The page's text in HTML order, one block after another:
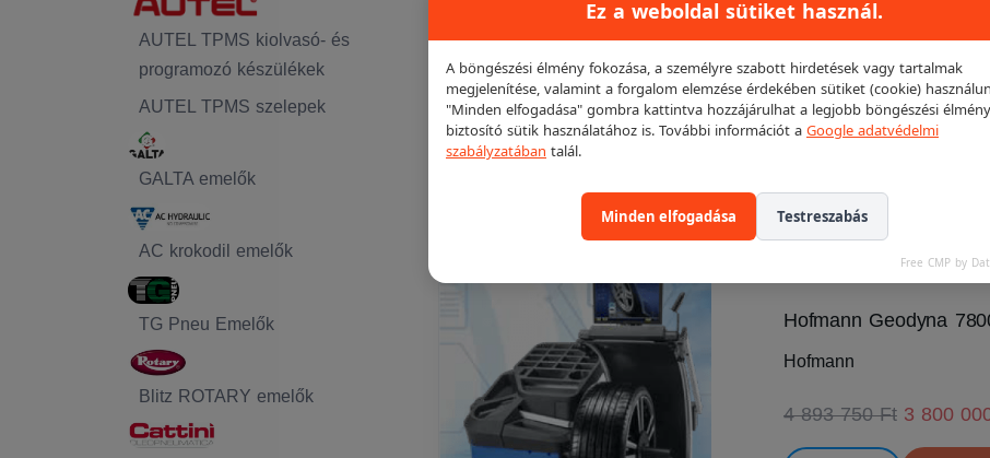
AUTEL TPMS kiolvasó- és
programozó készülékek
AUTEL TPMS szelepek
GALTA emelők
AC krokodil emelők
TG Pneu Emelők
Blitz ROTARY emelők
Hofmann Geodyna
lézer irányzékkal)
3 443 750 Ft 2 755 000
Hofmann Geodyna
Hofmann
4 893 750 Ft 3 800
Ez a weboldal sütiket használ.
A böngészési élmény fokozása, a személyre szabott hirdetések vagy tartalmak
megjelenítése, valamint a forgalom elemzése érdekében sütiket (cookie)
"Minden elfogadása" gombra kattintva hozzájárulhat a legjobb böngészési
biztosító sütik használatához is. További információt a Google adatvédelmi
szabályzatában talál.
Minden elfogadása Testreszabás
Free CMP by